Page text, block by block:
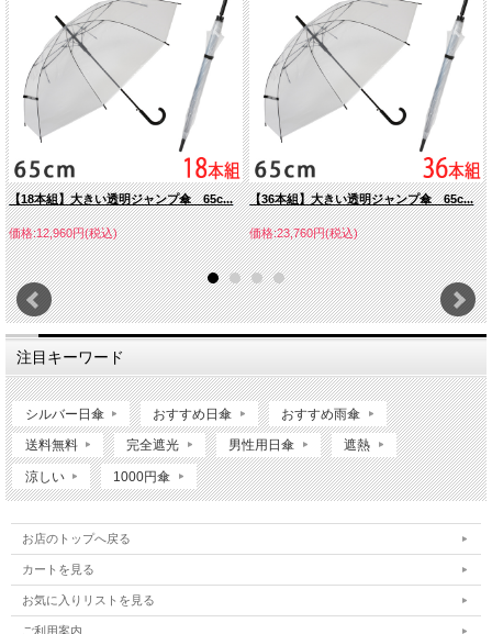
【18本組】大きい透明ジャンプ傘 65c...
価格:12,960円(税込)
【36本組】大きい透明ジャンプ傘 65c...
価格:23,760円(税込)
注目キーワード
シルバー日傘 おすすめ日傘 おすすめ雨傘
送料無料 完全遮光 男性用日傘 遮熱
涼しい 1000円傘
お店のトップへ戻る
カートを見る
お気に入りリストを見る
ご利用案内